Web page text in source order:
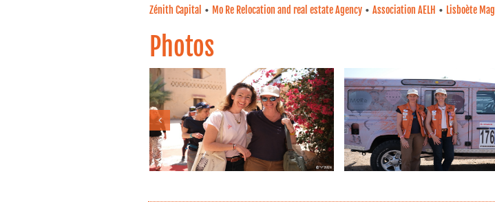
Zénith Capital • Mo Re Relocation and real estate Agency • Association AELH • Lisboète Mag
Photos